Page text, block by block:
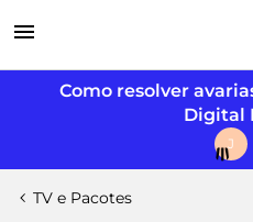
Como resolver
Digital
J
TV e Pacotes